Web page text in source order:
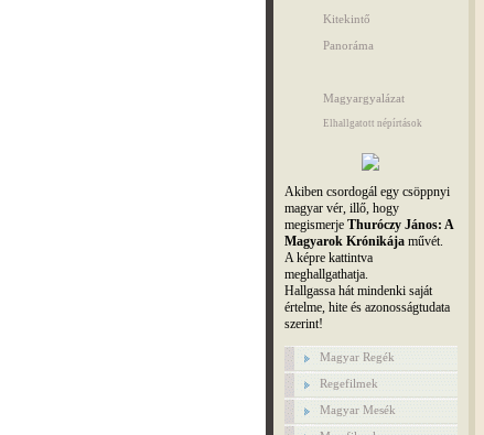
Kitekintő
Panoráma
Magyargyalázat
Elhallgatott népírtások
Akiben csordogál egy csöppnyi
magyar vér, illő, hogy
megismerje Thuróczy János: A
Magyarok Krónikájaművét.
A képre kattintva
meghallgathatja.
Hallgassa hát mindenki saját
értelme, hite és azonosságtudata
szerint!
Magyar Regék
Regefilmek
Magyar Mesék